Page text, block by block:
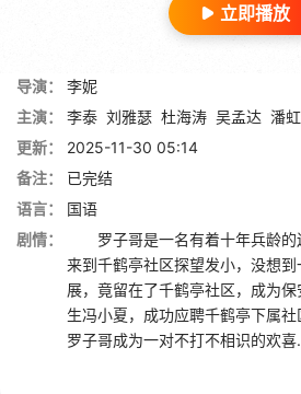
立即播放
导演：
李妮
主演：
李泰 刘雅瑟 杜海涛 吴孟达 潘虹
更新：
2025-11-30 05:14
备注：
已完结
语言：
国语
剧情：
罗子哥是一名有着十年兵龄的
来到千鹤亭社区探望发小，没想
展，竟留在了千鹤亭社区，成为
生冯小夏，成功应聘千鹤亭下属
罗子哥成为一对不打不相识的欢喜